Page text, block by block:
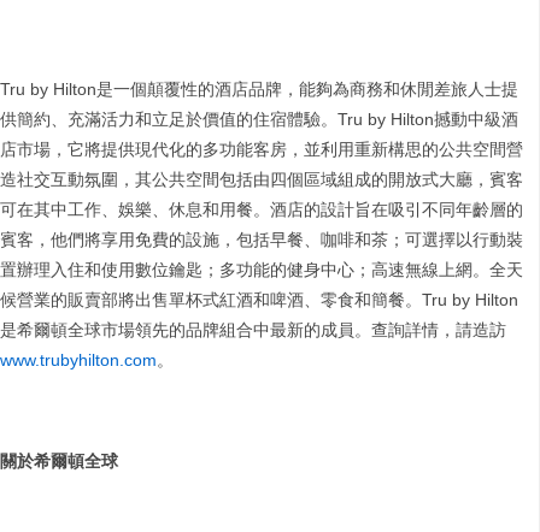
Tru by Hilton是一個顛覆性的酒店品牌，能夠為商務和休閒差旅人士提
供簡約、充滿活力和立足於價值的住宿體驗。Tru by Hilton撼動中級酒
店市場，它將提供現代化的多功能客房，並利用重新構思的公共空間營
造社交互動氛圍，其公共空間包括由四個區域組成的開放式大廳，賓客
可在其中工作、娛樂、休息和用餐。酒店的設計旨在吸引不同年齡層的
賓客，他們將享用免費的設施，包括早餐、咖啡和茶；可選擇以行動裝
置辦理入住和使用數位鑰匙；多功能的健身中心；高速無線上網。全天
候營業的販賣部將出售單杯式紅酒和啤酒、零食和簡餐。Tru by Hilton
是希爾頓全球市場領先的品牌組合中最新的成員。查詢詳情，請造訪
www.trubyhilton.com。
關於希爾頓全球